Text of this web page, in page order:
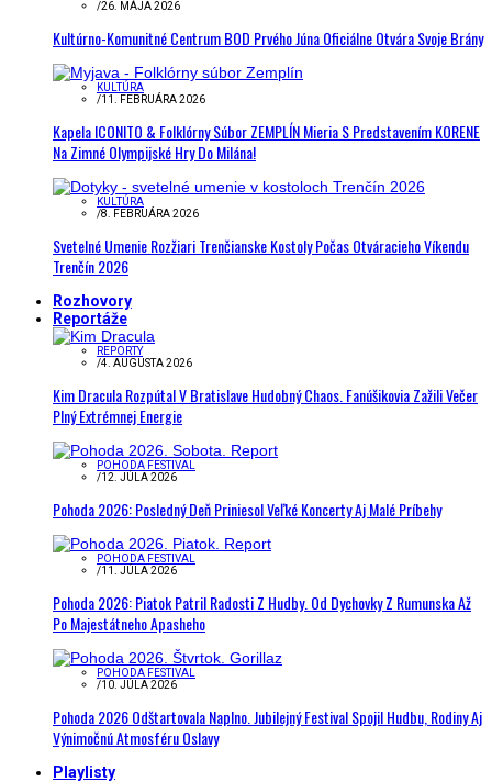
/26. MÁJA 2026
Kultúrno-Komunitné Centrum BOD Prvého Júna Oficiálne Otvára Svoje Brány
KULTÚRA
/11. FEBRUÁRA 2026
Kapela ICONITO & Folklórny Súbor ZEMPLÍN Mieria S Predstavením KORENE
Na Zimné Olympijské Hry Do Milána!
KULTÚRA
/8. FEBRUÁRA 2026
Svetelné Umenie Rozžiari Trenčianske Kostoly Počas Otváracieho Víkendu
Trenčín 2026
Rozhovory
Reportáže
REPORTY
/4. AUGUSTA 2026
Kim Dracula Rozpútal V Bratislave Hudobný Chaos. Fanúšikovia Zažili Večer
Plný Extrémnej Energie
POHODA FESTIVAL
/12. JÚLA 2026
Pohoda 2026: Posledný Deň Priniesol Veľké Koncerty Aj Malé Príbehy
POHODA FESTIVAL
/11. JÚLA 2026
Pohoda 2026: Piatok Patril Radosti Z Hudby. Od Dychovky Z Rumunska Až
Po Majestátneho Apasheho
POHODA FESTIVAL
/10. JÚLA 2026
Pohoda 2026 Odštartovala Naplno. Jubilejný Festival Spojil Hudbu, Rodiny Aj
Výnimočnú Atmosféru Oslavy
Playlisty